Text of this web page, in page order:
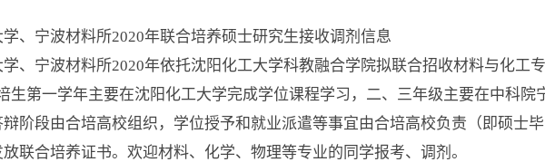
、宁波材料所2020年联合培养硕士研究生接收调剂信息
、宁波材料所2020年依托沈阳化工大学科教融合学院拟联合招收材料与化工
生第一学年主要在沈阳化工大学完成学位课程学习，二、三年级主要在中科院
阶段由合培高校组织，学位授予和就业派遣等事宜由合培高校负责（即硕士
联合培养证书。欢迎材料、化学、物理等专业的同学报考、调剂。